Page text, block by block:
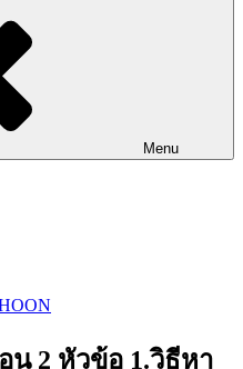
Menu
น 2 หัวข้อ 1.วิธีหา